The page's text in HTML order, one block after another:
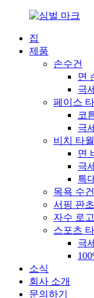
집
제품
손수건
면
극
페이스
코
극
비치 타월
면
극
특
목욕 수건
서핑 판초
자수 로
스포츠
극
소식
회사 소개
문의하기